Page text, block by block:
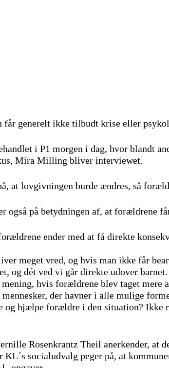
får generelt ikke tilbudt krise eller
i P1 morgen i dag, hvor blandt
Mira Milling bliver interviewet.
at lovgivningen burde ændres, så
også på betydningen af, at forældrene
ender med at få direkte
meget vred, og hvis man ikke får
og dét ved vi går direkte udover barnet.
hvis forældrene blev taget
der havner i alle mulige
og hjælpe forældre i den situation?
Rosenkrantz Theil anerkender, at
socialudvalg peger på, at